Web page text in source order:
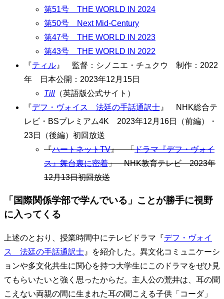
第51号 THE WORLD IN 2024
第50号 Next Mid-Century
第47号 THE WORLD IN 2023
第43号 THE WORLD IN 2022
『ティル 』 監督：シノニエ・チュクウ 制作：2022
年 日本公開：2023年12月15日
Till （英語版公式サイト）
『デフ・ヴォイス 法廷の手話通訳士 』 NHK総合テ
レビ・BSプレミアム4K 2023年12月16日（前編）・
23日（後編）初回放送
『ハートネットTV』 「ドラマ『デフ・ヴォイ
ス』舞台裏に密着」 NHK教育テレビ 2023年
12月13日初回放送
「国際関係学部で学んでいる」ことが勝手に視野
に入ってくる
上述のとおり、授業時間中にテレビドラマ『デフ・ヴォイ
ス 法廷の手話通訳士 』を紹介した。異文化コミュニケーシ
ョンや多文化共生に関心を持つ大学生にこのドラマをぜひ見
てもらいたいと強く思ったからだ。主人公の荒井は、耳の聞
こえない両親の間に生まれた耳の聞こえる子供「コーダ」